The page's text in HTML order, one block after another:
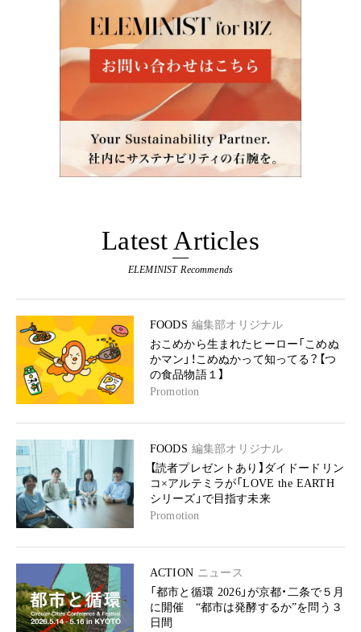
Latest Articles
ELEMINIST Recommends
FOODS 編集部オリジナル
おこめから生まれたヒーロー「こめぬ
かマン」！こめぬかって知ってる？【つ
の食品物語１】
Promotion
FOODS 編集部オリジナル
【読者プレゼントあり】ダイドードリン
コ×アルテミラが「LOVE the EARTH
シリーズ」で目指す未来
Promotion
ACTION ニュース
「都市と循環 2026」が京都・二条で５月
に開催 “都市は発酵するか”を問う３
日間